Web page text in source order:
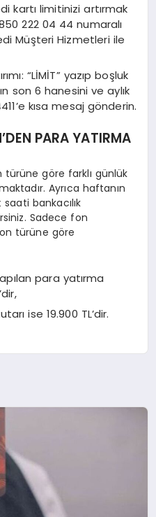
kartı limitinizi artırmak
222 04 44 numaralı
Müşteri Hizmetleri ile
“LİMİT” yazıp boşluk
son 6 hanesini ve aylık
kısa mesaj gönderin.
PARA YATIRMA
türüne göre farklı günlük
Ayrıca haftanın
bankacılık
Sadece fon
türüne göre
para yatırma
ise 19.900 TL’dir.